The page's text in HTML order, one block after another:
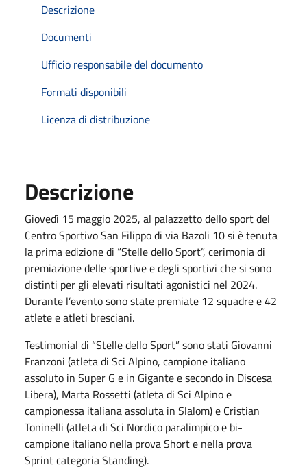
Descrizione
Documenti
Ufficio responsabile del documento
Formati disponibili
Licenza di distribuzione
Descrizione
Giovedì 15 maggio 2025, al palazzetto dello sport del
Centro Sportivo San Filippo di via Bazoli 10 si è tenuta
la prima edizione di “Stelle dello Sport”, cerimonia di
premiazione delle sportive e degli sportivi che si sono
distinti per gli elevati risultati agonistici nel 2024.
Durante l’evento sono state premiate 12 squadre e 42
atlete e atleti bresciani.
Testimonial di “Stelle dello Sport” sono stati Giovanni
Franzoni (atleta di Sci Alpino, campione italiano
assoluto in Super G e in Gigante e secondo in Discesa
Libera), Marta Rossetti (atleta di Sci Alpino e
campionessa italiana assoluta in Slalom) e Cristian
Toninelli (atleta di Sci Nordico paralimpico e bi-
campione italiano nella prova Short e nella prova
Sprint categoria Standing).